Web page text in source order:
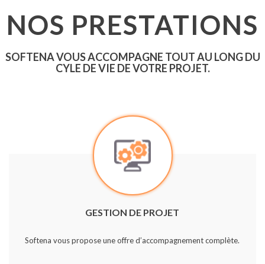
NOS PRESTATIONS
SOFTENA VOUS ACCOMPAGNE TOUT AU LONG DU
CYLE DE VIE DE VOTRE PROJET.
GESTION DE PROJET
Softena vous propose une offre d’accompagnement complète.